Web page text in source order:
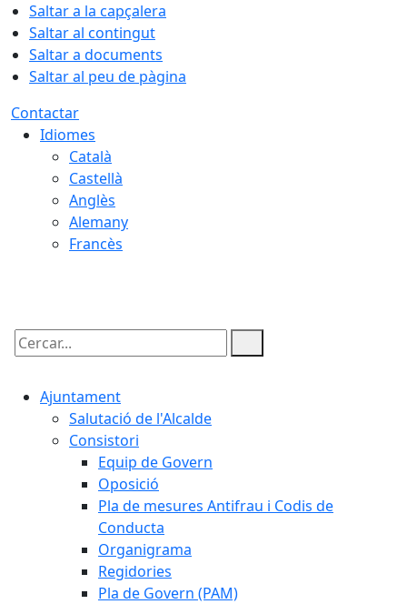
Saltar a la capçalera
Saltar al contingut
Saltar a documents
Saltar al peu de pàgina
Contactar
Idiomes
Català
Castellà
Anglès
Alemany
Francès
Cercar:
Ajuntament
Salutació de l'Alcalde
Consistori
Equip de Govern
Oposició
Pla de mesures Antifrau i Codis de
Conducta
Organigrama
Regidories
Pla de Govern (PAM)